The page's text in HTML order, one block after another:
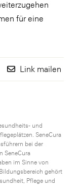
für eine
Link mailen
und
SeneCura
bei der
SeneCura
im Sinne von
gehört
Pflege und